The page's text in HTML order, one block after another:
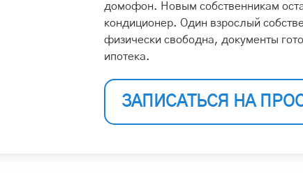
домофон. Новым собственникам
кондиционер. Один взрослый
физически свободна, документы
ипотека.
ЗАПИСАТЬСЯ НА